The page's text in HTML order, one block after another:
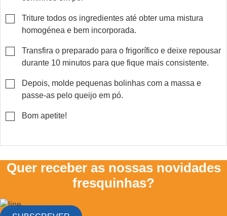
▢
Triture todos os ingredientes até obter uma mistura
homogénea e bem incorporada.
▢
Transfira o preparado para o frigorífico e deixe repousar
durante 10 minutos para que fique mais consistente.
▢
Depois, molde pequenas bolinhas com a massa e
passe-as pelo queijo em pó.
▢
Bom apetite!
Quer receber as nossas novidades
fresquinhas?